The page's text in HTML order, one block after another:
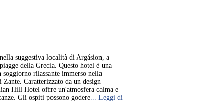
suggestiva località di Argásion, a
della Grecia. Questo hotel è una
soggiorno rilassante immerso nella
Caratterizzato da un design
Hill Hotel offre un'atmosfera calma e
Gli ospiti possono godere... Leggi di